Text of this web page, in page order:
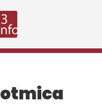
otmica